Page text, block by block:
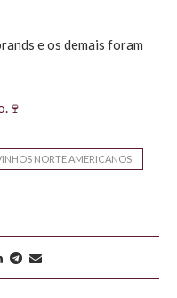
e os demais foram
NORTE AMERICANOS